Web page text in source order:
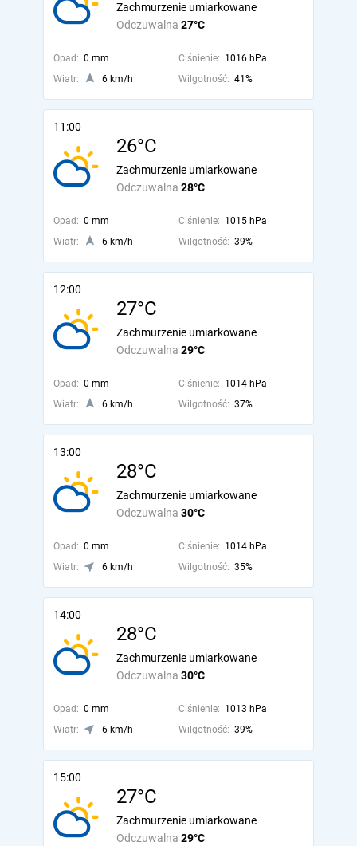
Odczuwalna 27°C
Zachmurzenie umiarkowane
Opad: 0 mm Ciśnienie: 1016 hPa
Wiatr:
6 km/h Wilgotność: 41%
11:00
26°C
Odczuwalna 28°C
Zachmurzenie umiarkowane
Opad: 0 mm Ciśnienie: 1015 hPa
Wiatr:
6 km/h Wilgotność: 39%
12:00
27°C
Odczuwalna 29°C
Zachmurzenie umiarkowane
Opad: 0 mm Ciśnienie: 1014 hPa
Wiatr:
6 km/h Wilgotność: 37%
13:00
28°C
Odczuwalna 30°C
Zachmurzenie umiarkowane
Opad: 0 mm Ciśnienie: 1014 hPa
Wiatr:
6 km/h Wilgotność: 35%
14:00
28°C
Odczuwalna 30°C
Zachmurzenie umiarkowane
Opad: 0 mm Ciśnienie: 1013 hPa
Wiatr:
6 km/h Wilgotność: 39%
15:00
27°C
Odczuwalna 29°C
Zachmurzenie umiarkowane